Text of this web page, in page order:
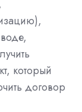
который
договор